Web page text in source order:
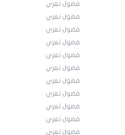
فضول تعزي
فضول تعزي
فضول تعزي
فضول تعزي
فضول تعزي
فضول تعزي
فضول تعزي
فضول تعزي
فضول تعزي
فضول تعزي
فضول تعزي